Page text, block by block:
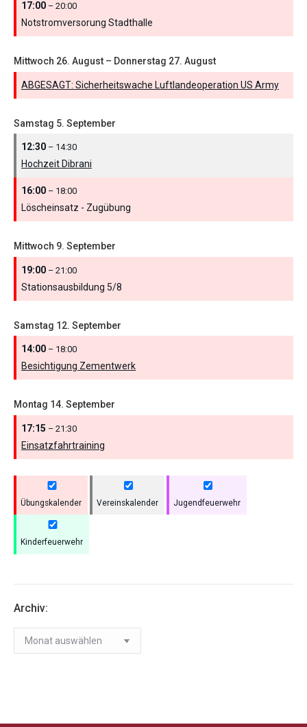
17:00 – 20:00
Notstromversorung Stadthalle
Mittwoch 26. August – Donnerstag 27. August
ABGESAGT: Sicherheitswache Luftlandeoperation US Army
Samstag 5. September
12:30 – 14:30
Hochzeit Dibrani
16:00 – 18:00
Löscheinsatz - Zugübung
Mittwoch 9. September
19:00 – 21:00
Stationsausbildung 5/8
Samstag 12. September
14:00 – 18:00
Besichtigung Zementwerk
Montag 14. September
17:15 – 21:30
Einsatzfahrtraining
Übungskalender Vereinskalender Jugendfeuerwehr
Kinderfeuerwehr
Archiv:
Archiv: